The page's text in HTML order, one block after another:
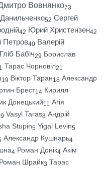
Вовнянко73
52 Сергей
42 Юрий Христензен42
Петров40 Валерій
Гліб Бабіч29 Борислав
Тарас Чорновіл21
19 Віктор Таран18 Александр
Брест14 Кирилл
Донецький11 Агія
9 Vasyl Taras8 Андрій
Stupin5 Yigal Levin5
Александр Кушнарь4
4 Роман Донік4 Акім
Роман Шрайк3 Тарас